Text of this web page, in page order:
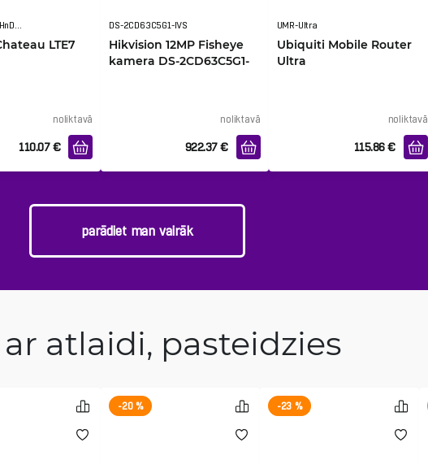
D53G-5HacD2HnD-TC&R11e-LTE7
LTE7
noliktavā
110.07 €
DS-2CD63C5G1-IVS
Hikvision 12MP Fisheye
kamera DS-2CD63C5G1-
noliktavā
922.37 €
UMR-Ultra
Ubiquiti Mobile Router
Ultra
noliktavā
115.86 €
parādiet man vairāk
ar atlaidi, pasteidzies
-20 % -23 %